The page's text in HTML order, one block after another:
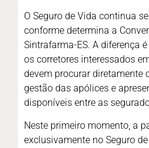
O Seguro de Vida continua
conforme determina a
Sintrafarma-ES. A diferença
os corretores interessados
devem procurar diretamente
gestão das apólices e
disponíveis entre as
Neste primeiro momento, a
exclusivamente no Seguro